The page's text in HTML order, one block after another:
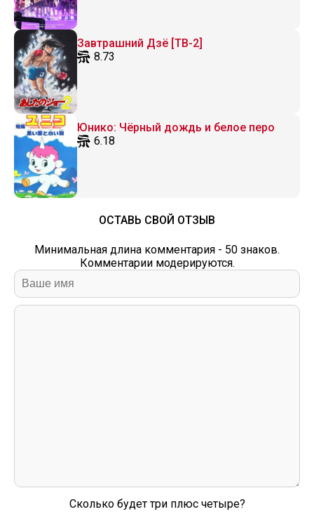
Завтрашний Дзё [ТВ-2]
8.73
Юнико: Чёрный дождь и белое перо
6.18
ОСТАВЬ СВОЙ ОТЗЫВ
Минимальная длина комментария - 50 знаков.
Комментарии модерируются.
Сколько будет три плюс четыре?